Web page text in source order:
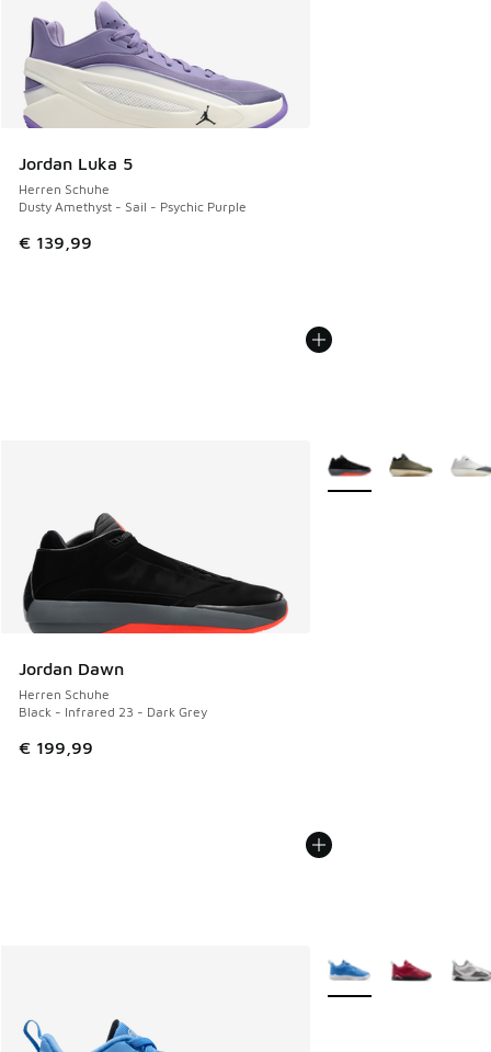
Jordan Luka 5
Herren Schuhe
Dusty Amethyst - Sail - Psychic Purple
€ 139,99
Jordan Dawn
Herren Schuhe
Black - Infrared 23 - Dark Grey
€ 199,99
Weitere Farben
Weitere Farben